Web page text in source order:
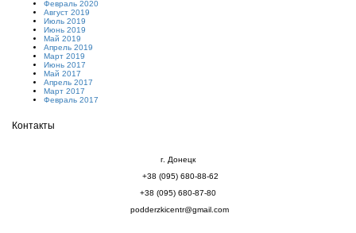
Февраль 2020
Август 2019
Июль 2019
Июнь 2019
Май 2019
Апрель 2019
Март 2019
Июнь 2017
Май 2017
Апрель 2017
Март 2017
Февраль 2017
Контакты
г. Донецк
+38 (095) 680-88-62
+38 (095) 680-87-80
podderzkicentr@gmail.com